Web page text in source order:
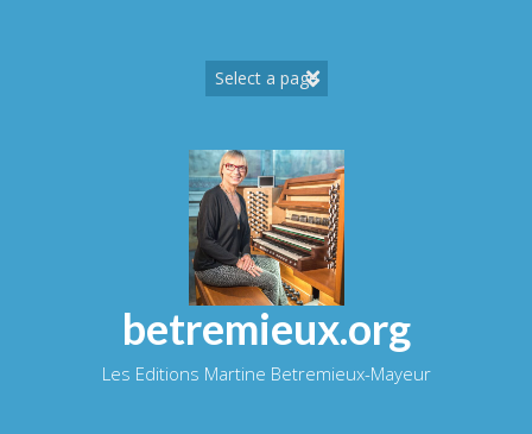
betremieux.org
Les Editions Martine Betremieux-Mayeur